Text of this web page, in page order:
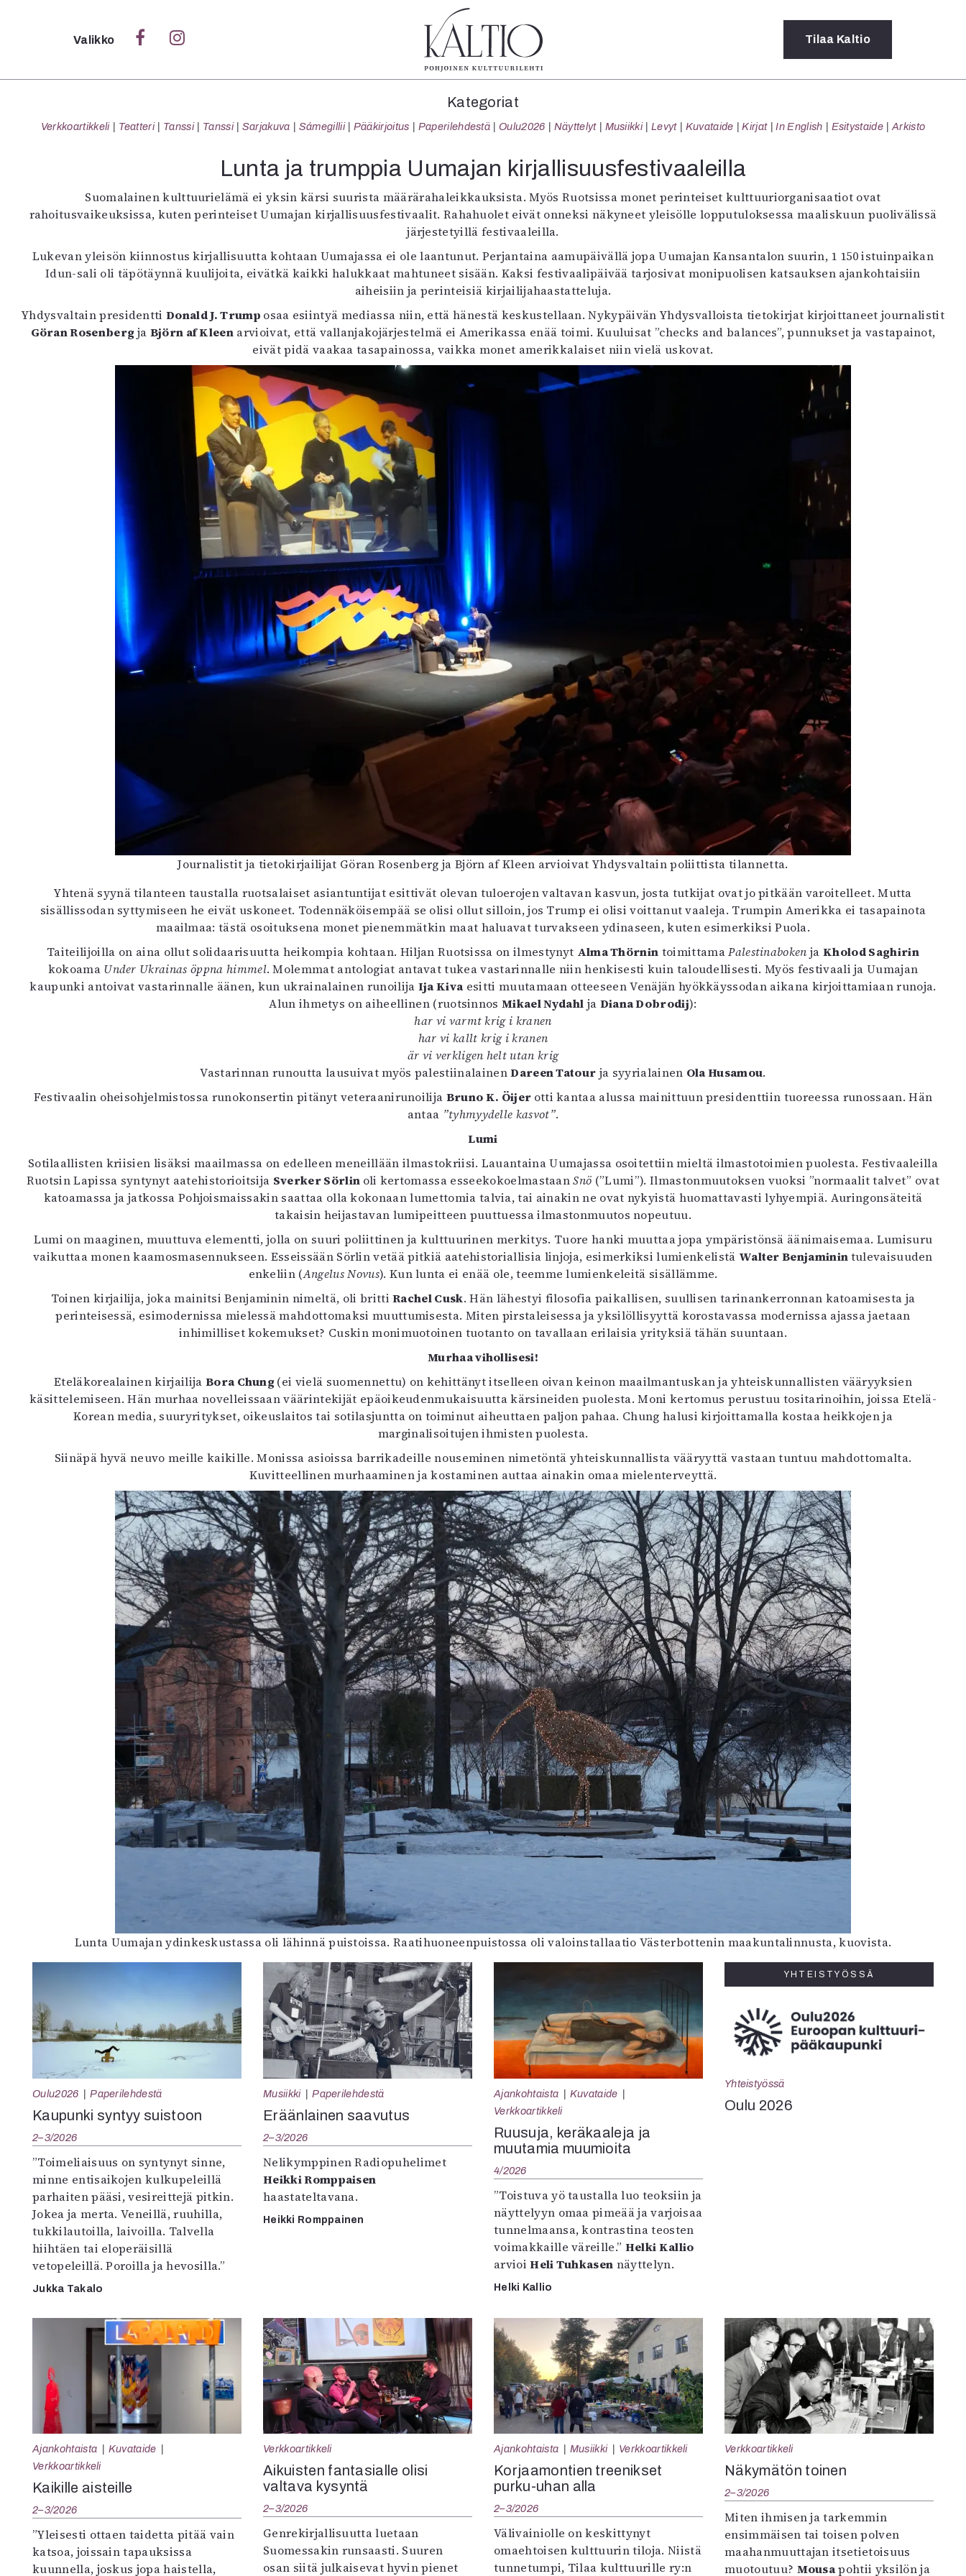
Sulje
Verkkoartikkeli
Tanssi
Sarjakuva
Sámegillii
Oulu2026
Näyttelyt
Musiikki
Levyt
Kuvataide
Kirjat
In English
Esitystaide
Arkisto
Lehdet
4/2026
1/2026
6/2025
5/2025 saame
5/2025
Lehtiarkisto
Tilaus ja
Yhteistyössä
Toimitus
Mediatiedot
Kaltio ry
Valikko Tilaa Kaltio
Kategoriat
Verkkoartikkeli Teatteri Tanssi Tanssi Sarjakuva Sámegillii Pääkirjoitus Paperilehdestä Oulu2026 Näyttelyt Musiikki Levyt Kuvataide Kirjat In English Esitystaide Arkisto
Lunta ja trumppia Uumajan kirjallisuusfestivaaleilla
Suomalainen kulttuurielämä ei yksin kärsi suurista määrärahaleikkauksista. Myös Ruotsissa monet perinteiset kulttuuriorganisaatiot ovat
rahoitusvaikeuksissa, kuten perinteiset Uumajan kirjallisuusfestivaalit. Rahahuolet eivät onneksi näkyneet yleisölle lopputuloksessa maaliskuun puolivälissä
järjestetyillä festivaaleilla.
Lukevan yleisön kiinnostus kirjallisuutta kohtaan Uumajassa ei ole laantunut. Perjantaina aamupäivällä jopa Uumajan Kansantalon suurin, 1 150 istuinpaikan
Idun-sali oli täpötäynnä kuulijoita, eivätkä kaikki halukkaat mahtuneet sisään. Kaksi festivaalipäivää tarjosivat monipuolisen katsauksen ajankohtaisiin
aiheisiin ja perinteisiä kirjailijahaastatteluja.
Yhdysvaltain presidenttiDonald J. Trump osaa esiintyä mediassa niin, että hänestä keskustellaan. Nykypäivän Yhdysvalloista tietokirjat kirjoittaneet journalistit
Göran Rosenberg ja Björn af Kleen arvioivat, että vallanjakojärjestelmä ei Amerikassa enää toimi. Kuuluisat ”checks and balances”, punnukset ja vastapainot,
eivät pidä vaakaa tasapainossa, vaikka monet amerikkalaiset niin vielä uskovat.
Journalistit ja tietokirjailijat Göran Rosenberg ja Björn af Kleen arvioivat Yhdysvaltain poliittista tilannetta.
Yhtenä syynä tilanteen taustalla ruotsalaiset asiantuntijat esittivät olevan tuloerojen valtavan kasvun, josta tutkijat ovat jo pitkään varoitelleet. Mutta
sisällissodan syttymiseen he eivät uskoneet. Todennäköisempää se olisi ollut silloin, jos Trump ei olisi voittanut vaaleja. Trumpin Amerikka ei tasapainota
maailmaa: tästä osoituksena monet pienemmätkin maat haluavat turvakseen ydinaseen, kuten esimerkiksi Puola.
Taiteilijoilla on aina ollut solidaarisuutta heikompia kohtaan. Hiljan Ruotsissa on ilmestynyt Alma Thörnin toimittamaPalestinabokenjaKholod Saghirin
kokoama Under Ukrainas öppna himmel. Molemmat antologiat antavat tukea vastarinnalle niin henkisesti kuin taloudellisesti. Myös festivaali ja Uumajan
kaupunki antoivat vastarinnalle äänen, kun ukrainalainen runoilija Ija Kiva esitti muutamaan otteeseen Venäjän hyökkäyssodan aikana kirjoittamiaan runoja.
Alun ihmetys on aiheellinen (ruotsinnosMikael Nydahl ja Diana Dobrodij):
har vi varmt krig i kranen
har vi kallt krig i kranen
är vi verkligen helt utan krig
Vastarinnan runoutta lausuivat myös palestiinalainenDareen Tatour ja syyrialainen Ola Husamou.
Festivaalin oheisohjelmistossa runokonsertin pitänyt veteraanirunoilija Bruno K. Öijer otti kantaa alussa mainittuun presidenttiin tuoreessa runossaan. Hän
antaa ”tyhmyydelle kasvot”.
Lumi
Sotilaallisten kriisien lisäksi maailmassa on edelleen meneillään ilmastokriisi. Lauantaina Uumajassa osoitettiin mieltä ilmastotoimien puolesta. Festivaaleilla
Ruotsin Lapissa syntynyt aatehistorioitsija Sverker Sörlin oli kertomassa esseekokoelmastaanSnö (”Lumi”). Ilmastonmuutoksen vuoksi ”normaalit talvet” ovat
katoamassa ja jatkossa Pohjoismaissakin saattaa olla kokonaan lumettomia talvia, tai ainakin ne ovat nykyistä huomattavasti lyhyempiä. Auringonsäteitä
takaisin heijastavan lumipeitteen puuttuessa ilmastonmuutos nopeutuu.
Lumi on maaginen, muuttuva elementti, jolla on suuri poliittinen ja kulttuurinen merkitys. Tuore hanki muuttaa jopa ympäristönsä äänimaisemaa. Lumisuru
vaikuttaa monen kaamosmasennukseen. Esseissään Sörlin vetää pitkiä aatehistoriallisia linjoja, esimerkiksi lumienkelistä Walter Benjaminintulevaisuuden
enkeliin (Angelus Novus). Kun lunta ei enää ole, teemme lumienkeleitä sisällämme.
Toinen kirjailija, joka mainitsi Benjaminin nimeltä, oli brittiRachel Cusk. Hän lähestyi filosofia paikallisen, suullisen tarinankerronnan katoamisesta ja
perinteisessä, esimodernissa mielessä mahdottomaksi muuttumisesta. Miten pirstaleisessa ja yksilöllisyyttä korostavassa modernissa ajassa jaetaan
inhimilliset kokemukset? Cuskin monimuotoinen tuotanto on tavallaan erilaisia yrityksiä tähän suuntaan.
Murhaa vihollisesi!
Eteläkorealainen kirjailija Bora Chung (ei vielä suomennettu) on kehittänyt itselleen oivan keinon maailmantuskan ja yhteiskunnallisten vääryyksien
käsittelemiseen. Hän murhaa novelleissaan väärintekijät epäoikeudenmukaisuutta kärsineiden puolesta. Moni kertomus perustuu tositarinoihin, joissa Etelä-
Korean media, suuryritykset, oikeuslaitos tai sotilasjuntta on toiminut aiheuttaen paljon pahaa. Chung halusi kirjoittamalla kostaa heikkojen ja
marginalisoitujen ihmisten puolesta.
Siinäpä hyvä neuvo meille kaikille. Monissa asioissa barrikadeille nouseminen nimetöntä yhteiskunnallista vääryyttä vastaan tuntuu mahdottomalta.
Kuvitteellinen murhaaminen ja kostaminen auttaa ainakin omaa mielenterveyttä.
Lunta Uumajan ydinkeskustassa oli lähinnä puistoissa. Raatihuoneenpuistossa oli valoinstallaatio Västerbottenin maakuntalinnusta, kuovista.
Oulu2026 Paperilehdestä
Kaupunki syntyy suistoon
2–3/2026
”Toimeliaisuus on syntynyt sinne,
minne entisaikojen kulkupeleillä
parhaiten pääsi, vesireittejä pitkin.
Jokea ja merta. Veneillä, ruuhilla,
tukkilautoilla, laivoilla. Talvella
hiihtäen tai eloperäisillä
vetopeleillä. Poroilla ja hevosilla.”
Jukka Takalo
Musiikki Paperilehdestä
Eräänlainen saavutus
2–3/2026
Nelikymppinen Radiopuhelimet
Heikki Romppaisen
haastateltavana.
Heikki Romppainen
Ajankohtaista
Kuvataide
Verkkoartikkeli
Ruusuja, keräkaaleja ja
muutamia muumioita
4/2026
”Toistuva yö taustalla luo teoksiin ja
näyttelyyn omaa pimeää ja varjoisaa
tunnelmaansa, kontrastina teosten
voimakkaille väreille.” Helki Kallio
arvioiHeli Tuhkasen näyttelyn.
Helki Kallio
YHTEISTYÖSSÄ
Yhteistyössä
Oulu 2026
Ajankohtaista
Kuvataide
Verkkoartikkeli
Kaikille aisteille
2–3/2026
”Yleisesti ottaen taidetta pitää vain
katsoa, joissain tapauksissa
kuunnella, joskus jopa haistella,
Verkkoartikkeli
Aikuisten fantasialle olisi
valtava kysyntä
2–3/2026
Genrekirjallisuutta luetaan
Suomessakin runsaasti. Suuren
osan siitä julkaisevat hyvin pienet
Ajankohtaista Musiikki Verkkoartikkeli
Korjaamontien treenikset
purku-uhan alla
2–3/2026
Välivainiolle on keskittynyt
omaehtoisen kulttuurin tiloja. Niistä
tunnetumpi, Tilaa kulttuurille ry:n
Verkkoartikkeli
Näkymätön toinen
2–3/2026
Miten ihmisen ja tarkemmin
ensimmäisen tai toisen polven
maahanmuuttajan itsetietoisuus
muotoutuu? Mousapohtii yksilön ja